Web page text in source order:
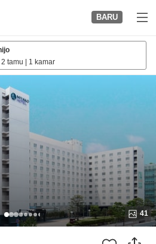
BARU
2 tamu 1 kamar
41